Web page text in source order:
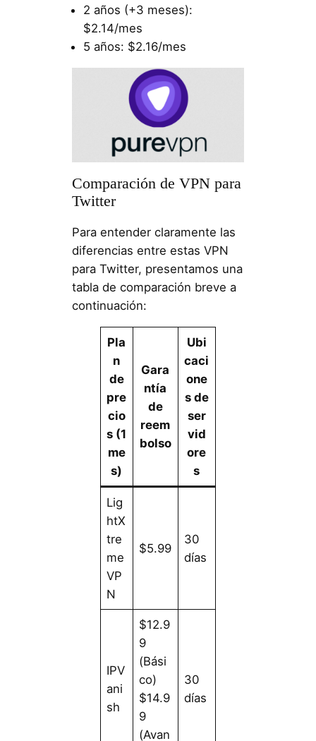
2 años (+3 meses):
$2.14/mes
5 años: $2.16/mes
Comparación de VPN para
Twitter
Para entender claramente las
diferencias entre estas VPN
para Twitter, presentamos una
tabla de comparación breve a
continuación:
Pla
n
de
pre
cio
s (1
me
s)
Gara
ntía
de
reem
bolso
Ubi
caci
one
s de
ser
vid
ore
s
Lig
htX
tre
me
VP
N
$5.99
30
días
IPV
ani
sh
$12.9
9
(Bási
co)
$14.9
9
(Avan
30
días